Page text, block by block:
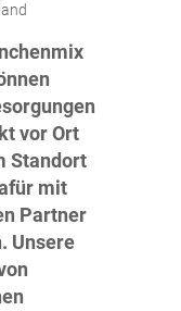
vor Ort
Standort
mit
Partner
Unsere